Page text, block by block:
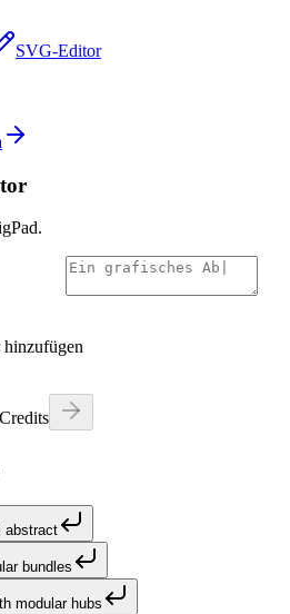
SVG-Editor
hinzufügen
Credits
abstract
bundles
modular hubs